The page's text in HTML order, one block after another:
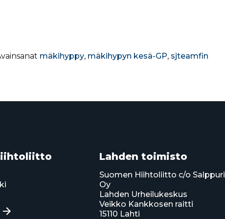
mäkihyppy, mäkihypyn kesä-GP, sjteamfin
Lahden toimisto
Suomen Hiihtoliitto c/o Salppuri
Oy
Lahden Urheilukeskus
Veikko Kankkosen raitti
15110 Lahti